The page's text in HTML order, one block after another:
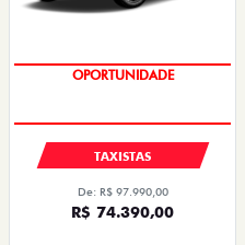
OPORTUNIDADE
TAXISTAS
De: R$ 97.990,00
R$ 74.390,00